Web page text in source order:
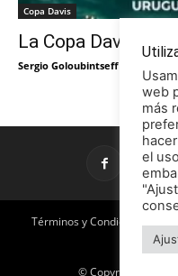
Copa Davis
La Copa Davis
Sergio Goloubintseff
Términos y Condiciones
Publicidad
© Copyright 2026 -
web
más
el